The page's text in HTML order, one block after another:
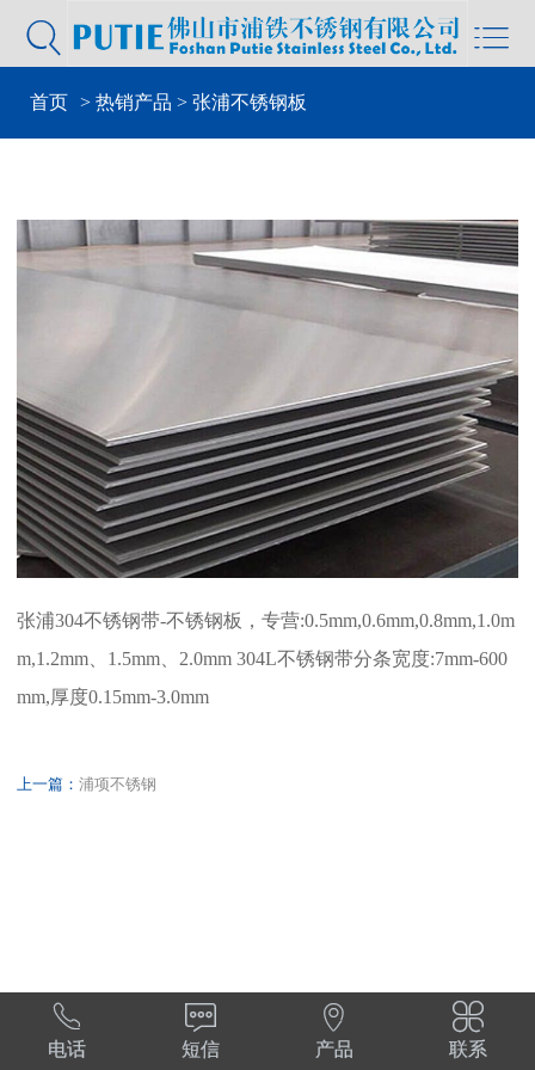


首页 > 热销产品 > 张浦不锈钢板
张浦304不锈钢带-不锈钢板，专营:0.5mm,0.6mm,0.8mm,1.0m
m,1.2mm、1.5mm、2.0mm 304L不锈钢带分条宽度:7mm-600
mm,厚度0.15mm-3.0mm
上一篇： 浦项不锈钢

电话

短信

产品

联系